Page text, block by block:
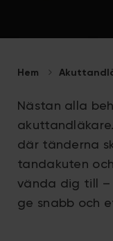
Hem
Nästan alla
där tänderna
tandakuten
vända dig till
ge snabb och